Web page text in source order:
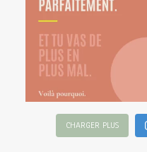
CHARGER PLUS